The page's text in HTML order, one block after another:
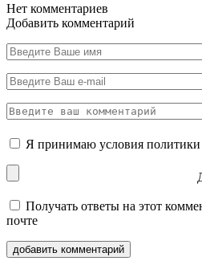
Нет комментариев
Добавить комментарий
Я принимаю условия
Получать ответы на этот
почте